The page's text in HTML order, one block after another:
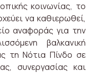
κοινωνίας, το
να καθιερωθεί,
αναφοράς για την
βαλκανική
τη Νότια Πίνδο σε
συνεργασίας και